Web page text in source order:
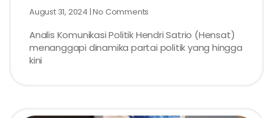
August 31, 2024 No Comments
Analis Komunikasi Politik Hendri Satrio (Hensat)
menanggapi dinamika partai politik yang hingga
kini